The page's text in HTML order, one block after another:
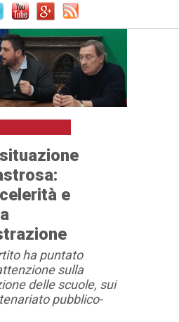
e
ha puntato
sulla
delle scuole, sui
pubblico-